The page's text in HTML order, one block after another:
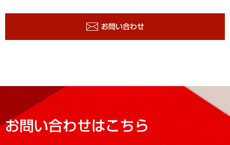
お問い合わせ
お問い合わせはこちら